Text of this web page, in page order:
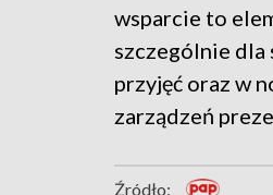
wsparcie to
szczególnie dla
przyjęć oraz w
zarządzeń
Źródło: